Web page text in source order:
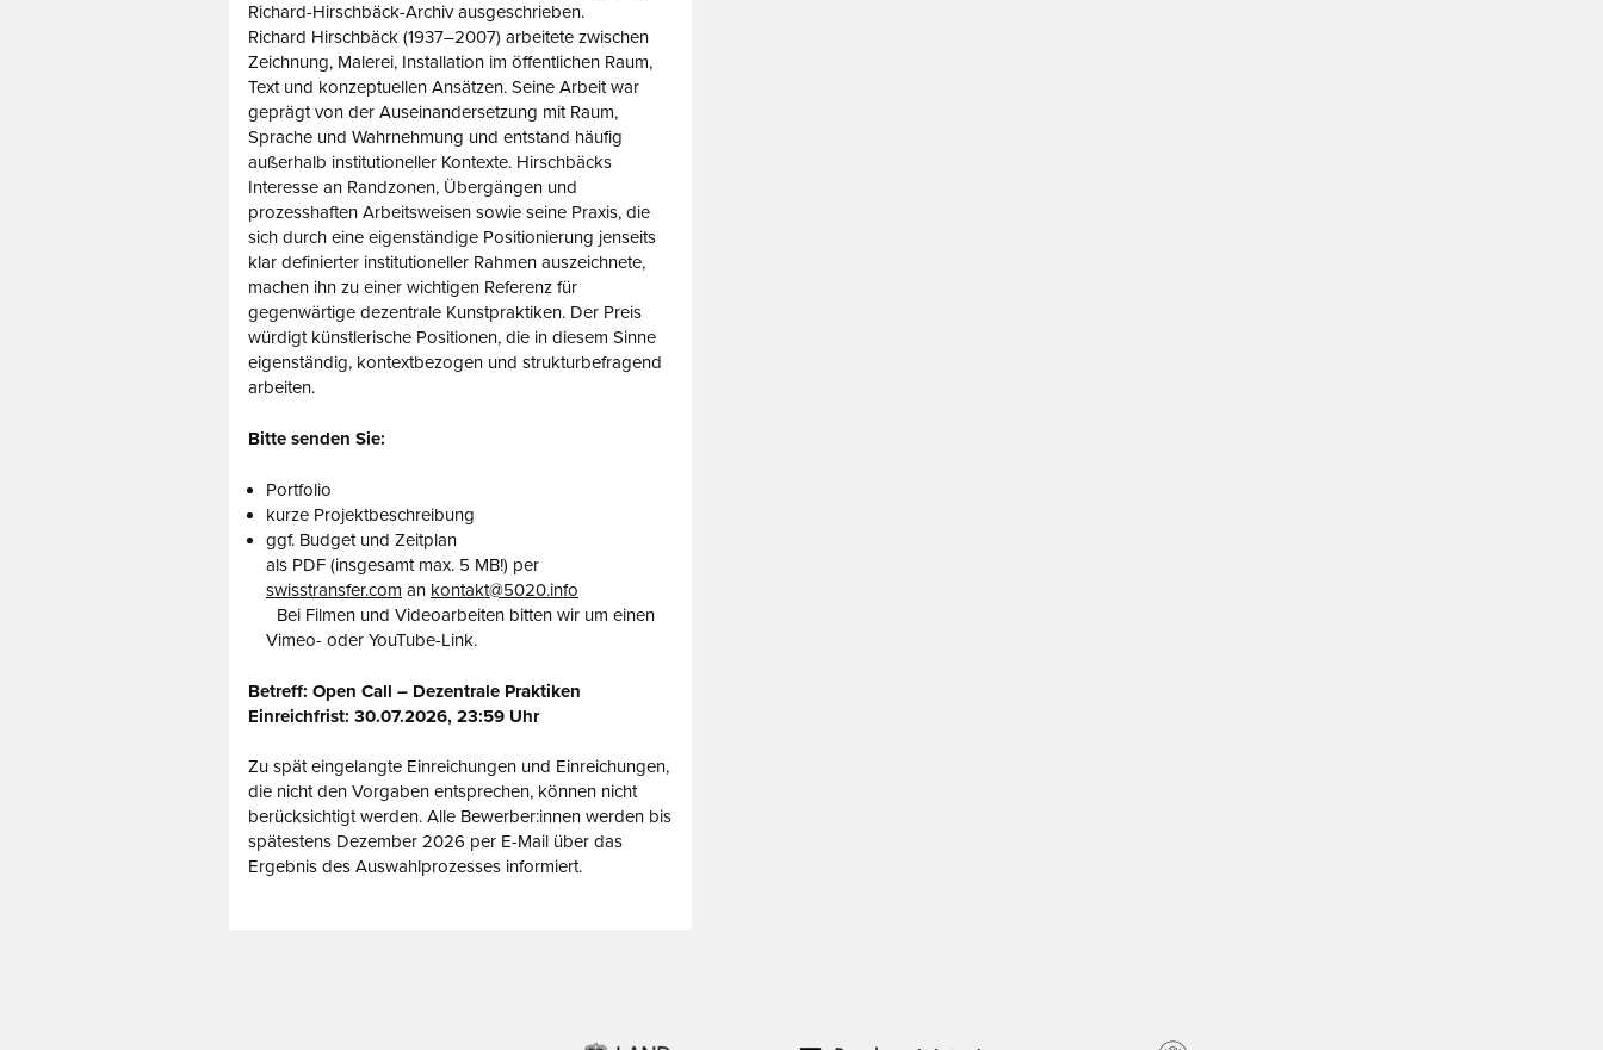
Richard-Hirschbäck-Archiv ausgeschrieben.
Richard Hirschbäck (1937–2007) arbeitete zwischen
Zeichnung, Malerei, Installation im öffentlichen Raum,
Text und konzeptuellen Ansätzen. Seine Arbeit war
geprägt von der Auseinandersetzung mit Raum,
Sprache und Wahrnehmung und entstand häufig
außerhalb institutioneller Kontexte. Hirschbäcks
Interesse an Randzonen, Übergängen und
prozesshaften Arbeitsweisen sowie seine Praxis, die
sich durch eine eigenständige Positionierung jenseits
klar definierter institutioneller Rahmen auszeichnete,
machen ihn zu einer wichtigen Referenz für
gegenwärtige dezentrale Kunstpraktiken. Der Preis
würdigt künstlerische Positionen, die in diesem Sinne
eigenständig, kontextbezogen und strukturbefragend
arbeiten.
Bitte senden Sie:
Portfolio
kurze Projektbeschreibung
ggf. Budget und Zeitplan
als PDF (insgesamt max. 5 MB!) per
swisstransfer.com an kontakt@5020.info
Bei Filmen und Videoarbeiten bitten wir um einen
Vimeo- oder YouTube-Link.
Betreff: Open Call – Dezentrale Praktiken
Einreichfrist: 30.07.2026, 23:59 Uhr
Zu spät eingelangte Einreichungen und Einreichungen,
die nicht den Vorgaben entsprechen, können nicht
berücksichtigt werden. Alle Bewerber:innen werden bis
spätestens Dezember 2026 per E-Mail über das
Ergebnis des Auswahlprozesses informiert.